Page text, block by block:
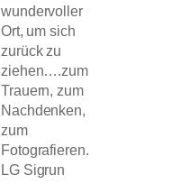
wundervoller
Ort, um sich
zurück zu
ziehen….zum
Trauern, zum
Nachdenken,
zum
Fotografieren.
LG Sigrun